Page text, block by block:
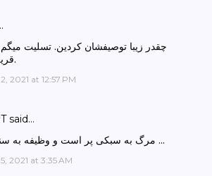
چقدر زیبا توصیفشان کردین. تسلیت
قرین آرامش.
2021 at 12:57 PM
said…
مرگ به سبکی پر است و وظیفه به سنگینی کوه ...
2021 at 3:35 AM